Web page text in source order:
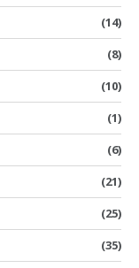
(14)
(8)
(10)
(1)
(6)
(21)
(25)
(35)